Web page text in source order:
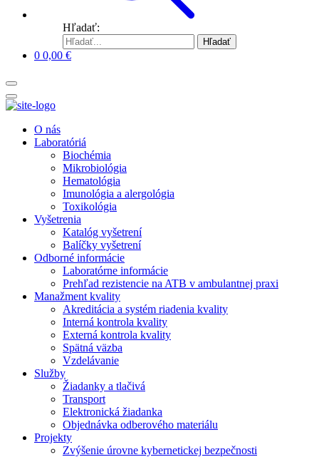
Hľadať:
Hľadať
0 0,00 €
O nás
Laboratóriá
Biochémia
Mikrobiológia
Hematológia
Imunológia a alergológia
Toxikológia
Vyšetrenia
Katalóg vyšetrení
Balíčky vyšetrení
Odborné informácie
Laboratórne informácie
Prehľad rezistencie na ATB v ambulantnej praxi
Manažment kvality
Akreditácia a systém riadenia kvality
Interná kontrola kvality
Externá kontrola kvality
Spätná väzba
Vzdelávanie
Služby
Žiadanky a tlačivá
Transport
Elektronická žiadanka
Objednávka odberového materiálu
Projekty
Zvýšenie úrovne kybernetickej bezpečnosti